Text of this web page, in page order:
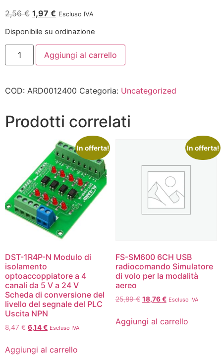
2,56€ 1,97 € Escluso IVA
Disponibile su ordinazione
Aggiungi al carrello
COD: ARD0012400 Categoria: Uncategorized
Prodotti correlati
In offerta!
DST-1R4P-N Modulo di
isolamento
optoaccoppiatore a 4
canali da 5 V a 24 V
Scheda di conversione del
livello del segnale del PLC
Uscita NPN
8,47€ 6,14€ Escluso IVA
Aggiungi al carrello
In offerta!
FS-SM600 6CH USB
radiocomando Simulatore
di volo per la modalità
aereo
25,89€ 18,76€ Escluso IVA
Aggiungi al carrello